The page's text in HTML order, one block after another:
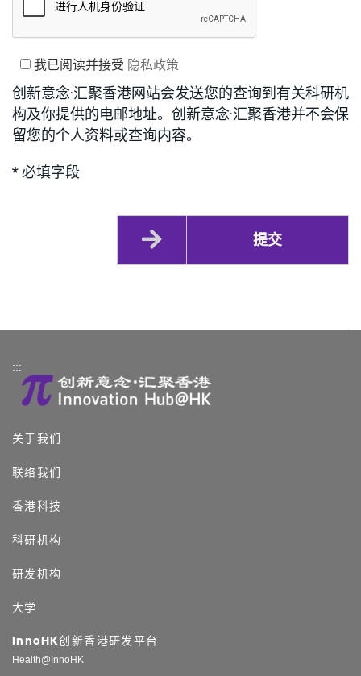
我已阅读并接受 隐私政策
创新意念·汇聚香港网站会发送您的查询到有关科研机
构及你提供的电邮地址。创新意念·汇聚香港并不会保
留您的个人资料或查询内容。
* 必填字段
提交
:::
关于我们
联络我们
香港科技
科研机构
研发机构
大学
InnoHK创新香港研发平台
Health@InnoHK